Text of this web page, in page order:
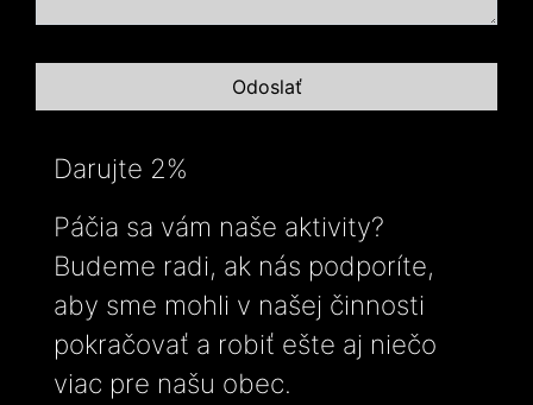
Darujte 2%
Páčia sa vám naše aktivity?
Budeme radi, ak nás podporíte,
aby sme mohli v našej činnosti
pokračovať a robiť ešte aj niečo
viac pre našu obec.